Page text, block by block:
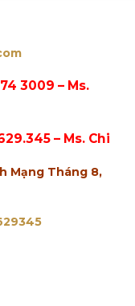
3009 – Ms.
– Ms. Chi
Mạng Tháng 8,